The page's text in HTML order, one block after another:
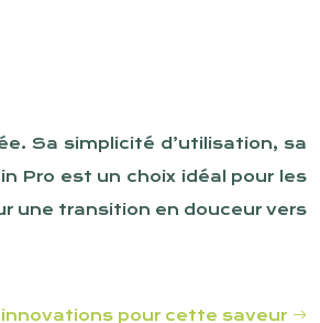
Sa simplicité d’utilisation, sa
Pro est un choix idéal pour les
une transition en douceur vers
pour cette saveur